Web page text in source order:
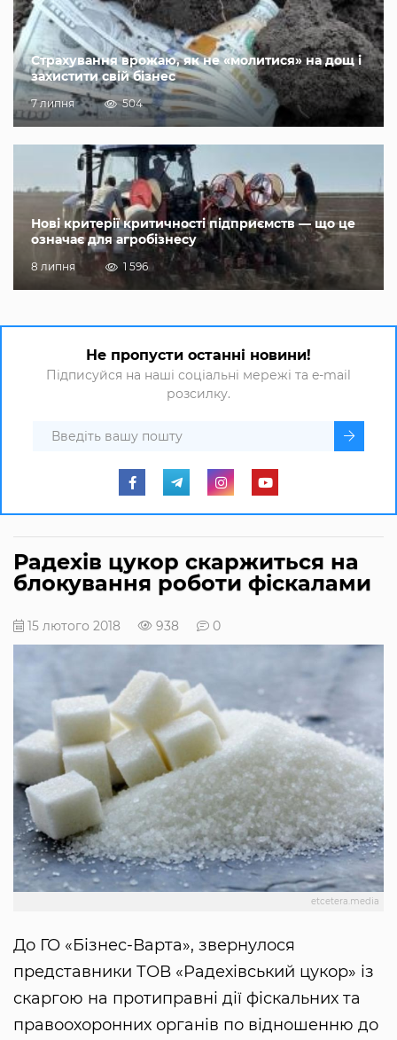
Страхування врожаю, як не «молитися» на дощ і
захистити свій бізнес
7 липня 504
Нові критерії критичності підприємств — що це
означає для агробізнесу
8 липня 1 596
Не пропусти останні новини!
Підписуйся на наші соціальні мережі та e-mail
розсилку.
Радехів цукор скаржиться на
блокування роботи фіскалами
15 лютого 2018 938 0
etcetera.media
До ГО «Бізнес-Варта», звернулося
представники ТОВ «Радехівський цукор» із
скаргою на протиправні дії фіскальних та
правоохоронних органів по відношенню до